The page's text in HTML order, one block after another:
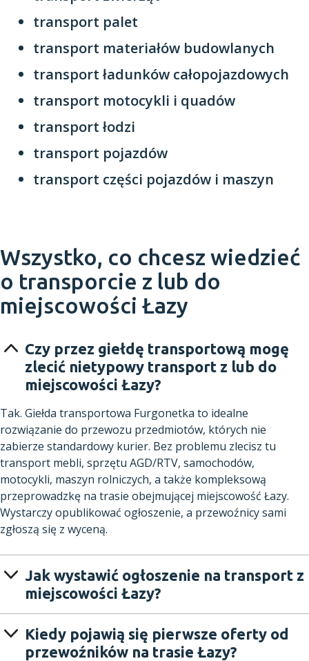
transport palet
transport materiałów budowlanych
transport ładunków całopojazdowych
transport motocykli i quadów
transport łodzi
transport pojazdów
transport części pojazdów i maszyn
Wszystko, co chcesz wiedzieć
o transporcie z lub do
miejscowości Łazy
Czy przez giełdę transportową mogę
zlecić nietypowy transport z lub do
miejscowości Łazy?
Tak. Giełda transportowa Furgonetka to idealne
rozwiązanie do przewozu przedmiotów, których nie
zabierze standardowy kurier. Bez problemu zlecisz tu
transport mebli, sprzętu AGD/RTV, samochodów,
motocykli, maszyn rolniczych, a także kompleksową
przeprowadzkę na trasie obejmującej miejscowość Łazy.
Wystarczy opublikować ogłoszenie, a przewoźnicy sami
zgłoszą się z wyceną.
Jak wystawić ogłoszenie na transport z
miejscowości Łazy?
Kiedy pojawią się pierwsze oferty od
przewoźników na trasie Łazy?